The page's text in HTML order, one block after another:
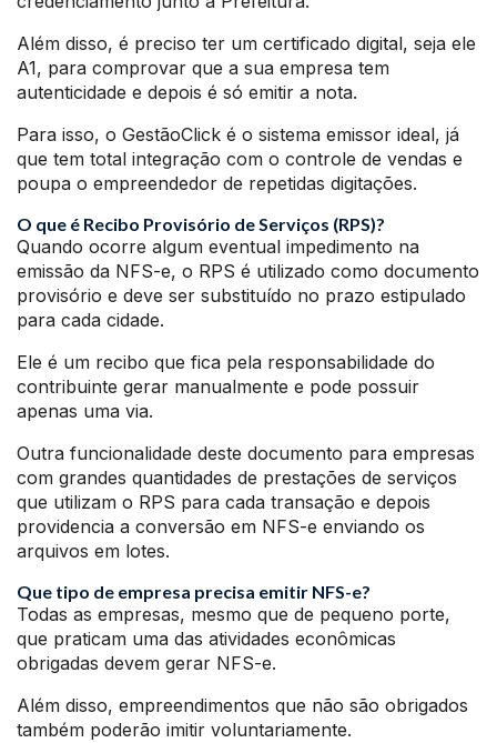
Além disso, é preciso ter um certificado digital, seja ele
A1, para comprovar que a sua empresa tem
autenticidade e depois é só emitir a nota.
Para isso, o GestãoClick é o sistema emissor ideal, já
que tem total integração com o controle de vendas e
poupa o empreendedor de repetidas digitações.
O que é Recibo Provisório de Serviços (RPS)?
Quando ocorre algum eventual impedimento na
emissão da NFS-e, o RPS é utilizado como documento
provisório e deve ser substituído no prazo estipulado
para cada cidade.
Ele é um recibo que fica pela responsabilidade do
contribuinte gerar manualmente e pode possuir
apenas uma via.
Outra funcionalidade deste documento para empresas
com grandes quantidades de prestações de serviços
que utilizam o RPS para cada transação e depois
providencia a conversão em NFS-e enviando os
arquivos em lotes.
Que tipo de empresa precisa emitir NFS-e?
Todas as empresas, mesmo que de pequeno porte,
que praticam uma das atividades econômicas
obrigadas devem gerar NFS-e.
Além disso, empreendimentos que não são obrigados
também poderão imitir voluntariamente.